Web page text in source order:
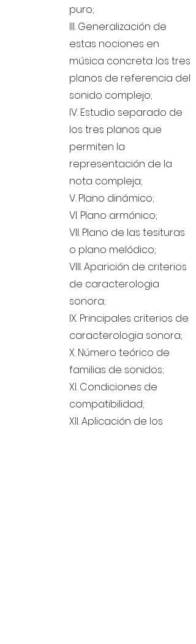
puro;
III. Generalización de
estas nociones en
música concreta: los tres
planos de referencia del
sonido complejo;
IV. Estudio separado de
los tres planos que
permiten la
representación de la
nota compleja;
V. Plano dinámico;
VI. Plano armónico;
VII. Plano de las tesituras
o plano melódico;
VIII. Aparición de criterios
de caracterologia
sonora;
IX. Principales criterios de
caracterologia sonora;
X. Número teórico de
familias de sonidos;
XI. Condiciones de
compatibilidad;
XII. Aplicación de los